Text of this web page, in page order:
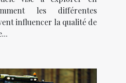
les différentes
influencer la qualité de